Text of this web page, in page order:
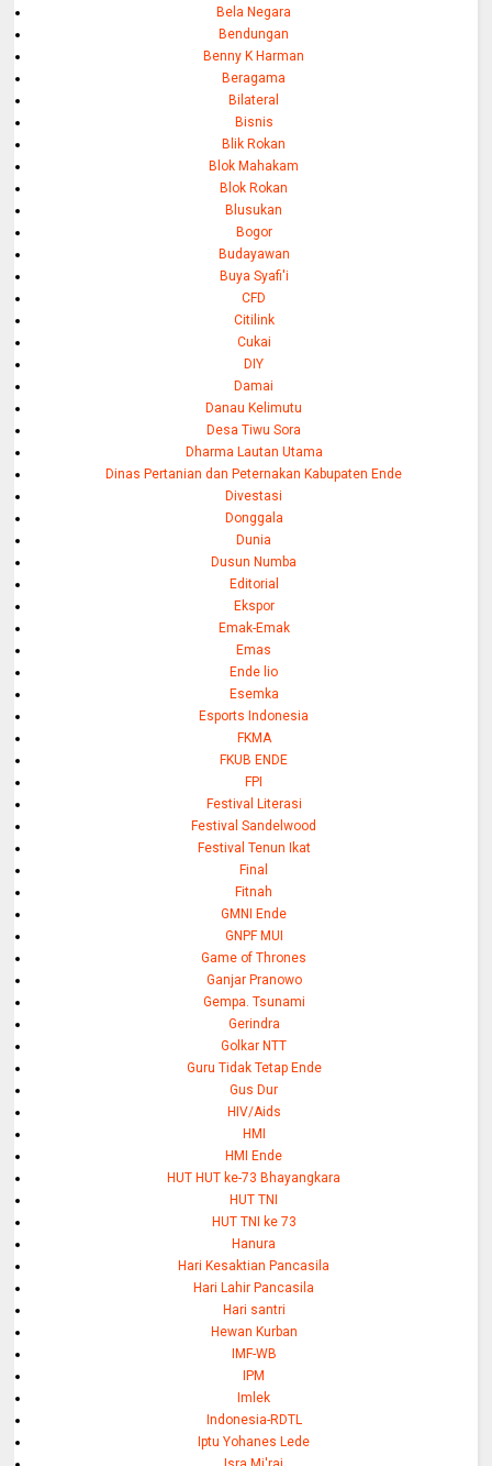
Bela Negara
Bendungan
Benny K Harman
Beragama
Bilateral
Bisnis
Blik Rokan
Blok Mahakam
Blok Rokan
Blusukan
Bogor
Budayawan
Buya Syafi'i
CFD
Citilink
Cukai
DIY
Damai
Danau Kelimutu
Desa Tiwu Sora
Dharma Lautan Utama
Dinas Pertanian dan Peternakan Kabupaten Ende
Divestasi
Donggala
Dunia
Dusun Numba
Editorial
Ekspor
Emak-Emak
Emas
Ende lio
Esemka
Esports Indonesia
FKMA
FKUB ENDE
FPI
Festival Literasi
Festival Sandelwood
Festival Tenun Ikat
Final
Fitnah
GMNI Ende
GNPF MUI
Game of Thrones
Ganjar Pranowo
Gempa. Tsunami
Gerindra
Golkar NTT
Guru Tidak Tetap Ende
Gus Dur
HIV/Aids
HMI
HMI Ende
HUT HUT ke-73 Bhayangkara
HUT TNI
HUT TNI ke 73
Hanura
Hari Kesaktian Pancasila
Hari Lahir Pancasila
Hari santri
Hewan Kurban
IMF-WB
IPM
Imlek
Indonesia-RDTL
Iptu Yohanes Lede